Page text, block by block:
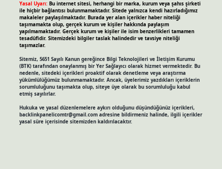
Yasal Uyarı: Bu internet sitesi, herhangi bir marka, kurum veya şahıs şirketi
ile hiçbir bağlantısı bulunmamaktadır. Sitede yalnızca kendi hazırladığımız
makaleler paylaşılmaktadır. Burada yer alan içerikler haber niteliği
taşımamakta olup, gerçek kurum ve kişiler hakkında paylaşım
yapılmamaktadır. Gerçek kurum ve kişiler ile isim benzerlikleri tamamen
tesadüfidir. Sitemizdeki bilgiler taslak halindedir ve tavsiye niteliği
taşımazlar.
Sitemiz, 5651 Sayılı Kanun gereğince Bilgi Teknolojileri ve İletişim Kurumu
(BTK) tarafından onaylanmış bir Yer Sağlayıcı olarak hizmet vermektedir. Bu
nedenle, sitedeki içerikleri proaktif olarak denetleme veya araştırma
yükümlülüğümüz bulunmamaktadır. Ancak, üyelerimiz yazdıkları içeriklerin
sorumluluğunu taşımakta olup, siteye üye olarak bu sorumluluğu kabul
etmiş sayılırlar.
Hukuka ve yasal düzenlemelere aykırı olduğunu düşündüğünüz içerikleri,
backlinkpanelicomtr@gmail.comadresine bildirmeniz halinde, ilgili içerikler
yasal süre içerisinde sitemizden kaldırılacaktır.